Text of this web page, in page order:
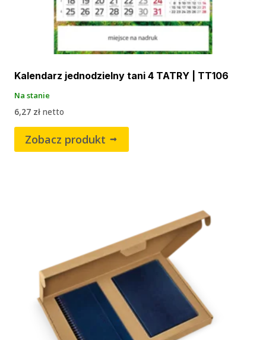
Kalendarz jednodzielny tani 4 TATRY | TT106
Na stanie
6,27 zł netto
Zobacz produkt